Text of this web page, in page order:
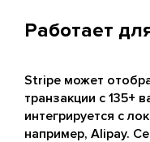
Работает
Stripe может
транзакции с 135+
интегрируется с
например, Alipay.